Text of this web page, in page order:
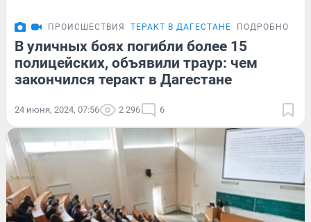
ПРОИСШЕСТВИЯ ТЕРАКТ В ДАГЕСТАНЕ ПОДРОБНОСТИ
В уличных боях погибли более 15
полицейских, объявили траур: чем
закончился теракт в Дагестане
24 июня, 2024, 07:56 2 296 6